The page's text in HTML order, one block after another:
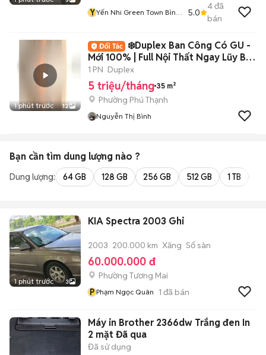
YYến Nhi Green Town Bình
5.0
4đã
bán
1 phút trước 12
❄️Duplex Ban Công Có GU -
Mới 100% | Full Nội Thất Ngay Lũy Bán
Bích
1 PN Duplex
5 triệu/tháng 35 m²
Phường Phú Thạnh
Nguyễn Thị Bình
Bạn cần tìm dung lượng nào ?
Dung lượng: 64 GB 128 GB 256 GB 512 GB 1 TB
1 phút trước 3
KIA Spectra 2003 Ghi
2003 200.000 km Xăng Số sàn
60.000.000 đ
Phường Tương Mai
P Phạm Ngọc Quân 1 đã bán
Máy in Brother 2366dw Trắng đen In
2 mặt Đã qua
Đã sử dụng